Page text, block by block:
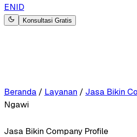
ENID
Konsultasi Gratis
Beranda / Layanan / Jasa Bikin
Ngawi
Jasa Bikin Company Profile